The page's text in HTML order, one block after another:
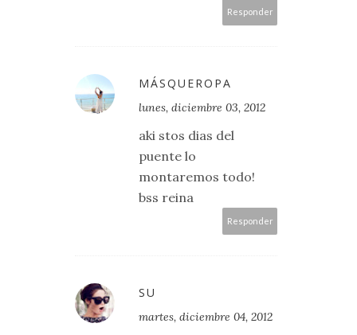
Responder
MÁSQUEROPA
lunes, diciembre 03, 2012
aki stos dias del
puente lo
montaremos todo!
bss reina
Responder
SU
martes, diciembre 04, 2012